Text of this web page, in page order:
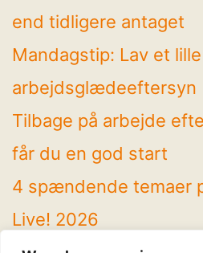
end tidligere antaget
Mandagstip: Lav et lille
arbejdsglædeeftersyn
Tilbage på arbejde
får du en god start
4 spændende temaer
Live! 2026